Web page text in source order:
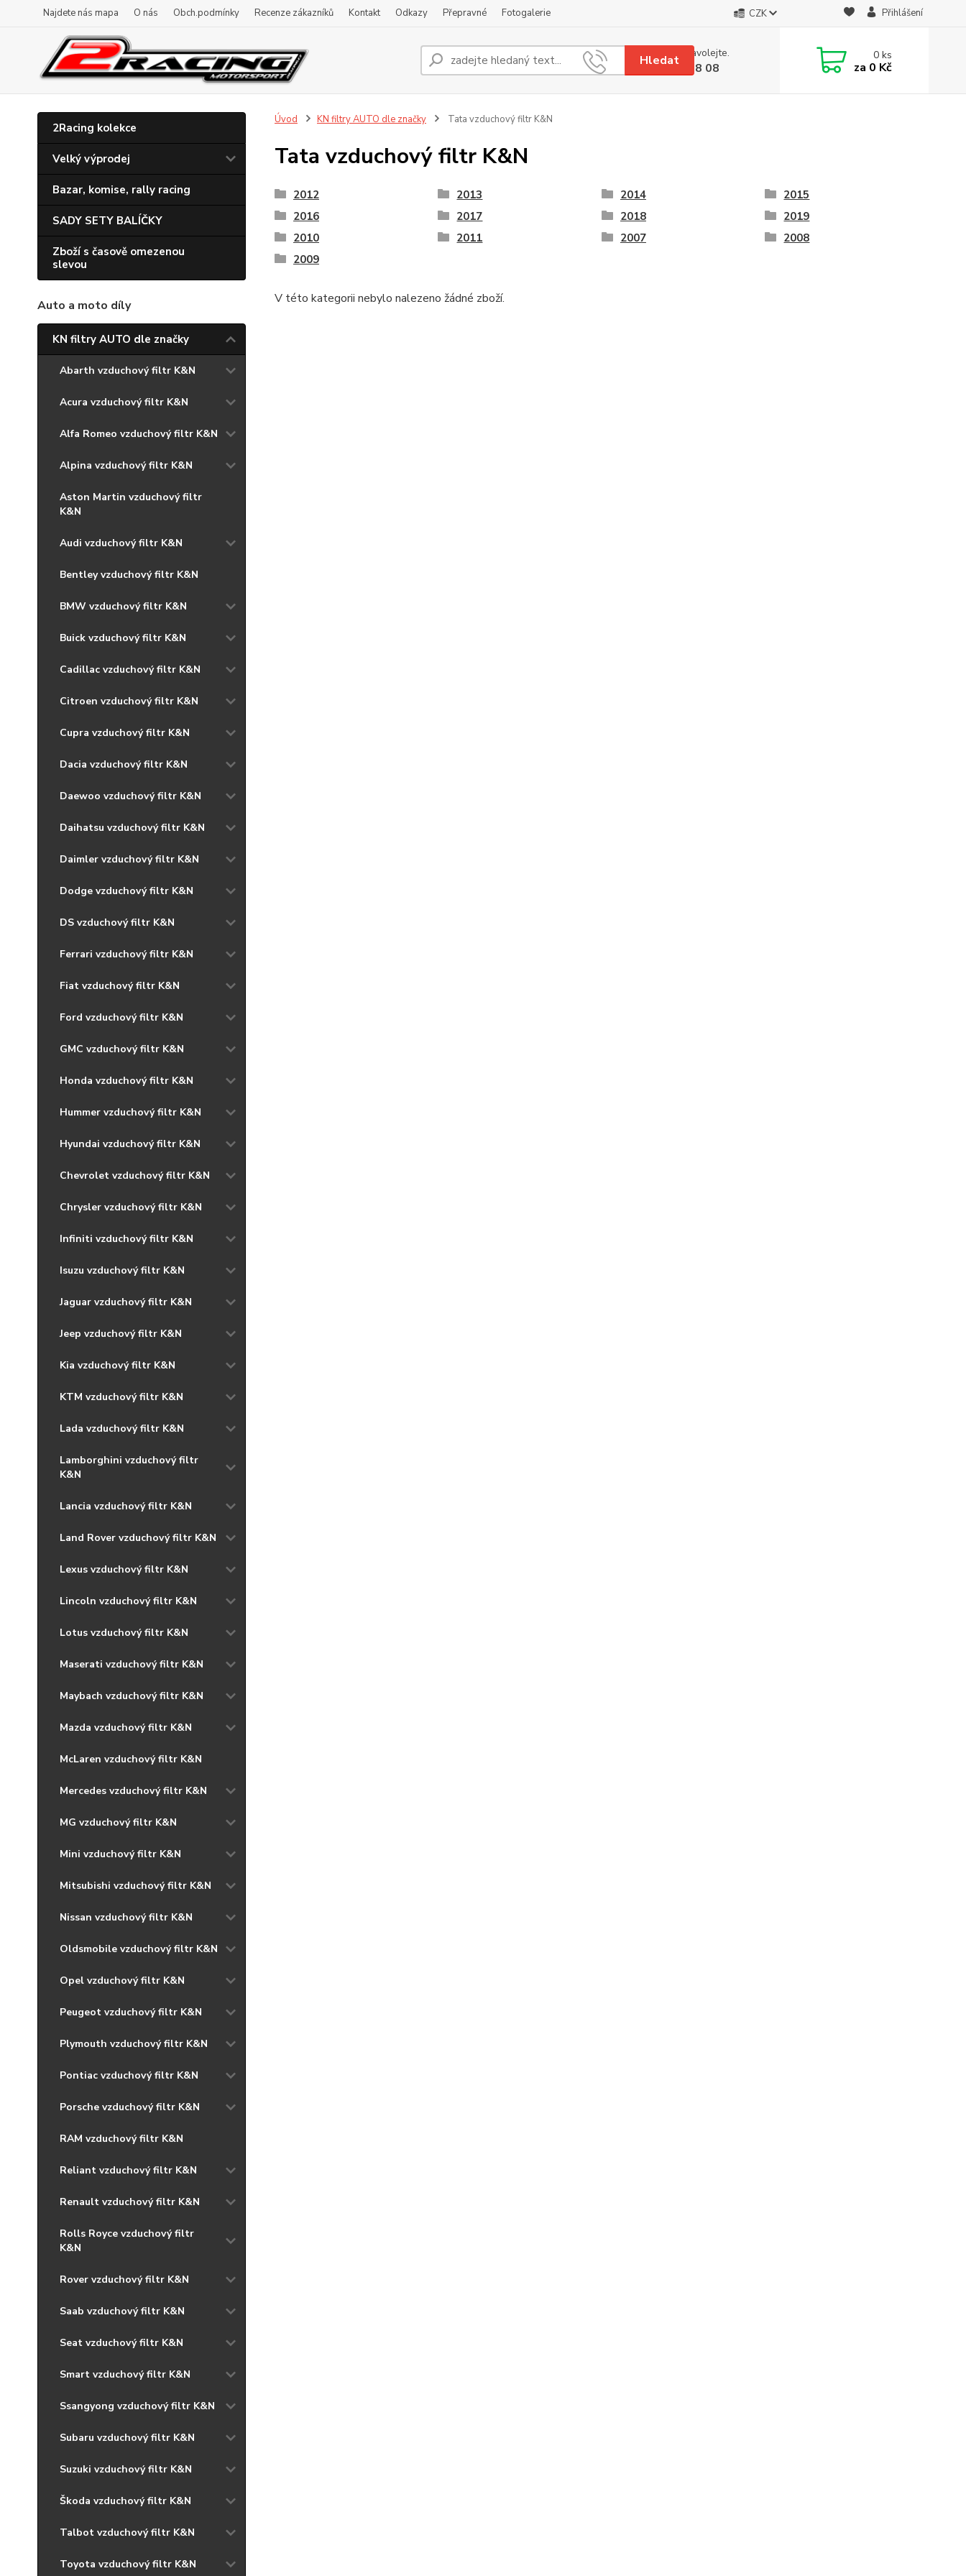
Najdete nás mapa O nás Obch.podmínky Recenze zákazníků Kontakt Odkazy Přepravné Fotogalerie CZK Přihlášení
Hledat
Nevíte si rady? Zavolejte.
+420 608 08 18 08
0ks
za 0 Kč
2Racing kolekce
Velký výprodej
Bazar, komise, rally racing
SADY SETY BALÍČKY
Zboží s časově omezenou
slevou
Auto a moto díly
KN filtry AUTO dle značky
Abarth vzduchový filtr K&N
Acura vzduchový filtr K&N
Alfa Romeo vzduchový filtr K&N
Alpina vzduchový filtr K&N
Aston Martin vzduchový filtr
K&N
Audi vzduchový filtr K&N
Bentley vzduchový filtr K&N
BMW vzduchový filtr K&N
Buick vzduchový filtr K&N
Cadillac vzduchový filtr K&N
Citroen vzduchový filtr K&N
Cupra vzduchový filtr K&N
Dacia vzduchový filtr K&N
Daewoo vzduchový filtr K&N
Daihatsu vzduchový filtr K&N
Daimler vzduchový filtr K&N
Dodge vzduchový filtr K&N
DS vzduchový filtr K&N
Ferrari vzduchový filtr K&N
Fiat vzduchový filtr K&N
Ford vzduchový filtr K&N
GMC vzduchový filtr K&N
Honda vzduchový filtr K&N
Hummer vzduchový filtr K&N
Hyundai vzduchový filtr K&N
Chevrolet vzduchový filtr K&N
Chrysler vzduchový filtr K&N
Infiniti vzduchový filtr K&N
Isuzu vzduchový filtr K&N
Jaguar vzduchový filtr K&N
Jeep vzduchový filtr K&N
Kia vzduchový filtr K&N
KTM vzduchový filtr K&N
Lada vzduchový filtr K&N
Lamborghini vzduchový filtr
K&N
Lancia vzduchový filtr K&N
Land Rover vzduchový filtr K&N
Lexus vzduchový filtr K&N
Lincoln vzduchový filtr K&N
Lotus vzduchový filtr K&N
Maserati vzduchový filtr K&N
Maybach vzduchový filtr K&N
Mazda vzduchový filtr K&N
McLaren vzduchový filtr K&N
Mercedes vzduchový filtr K&N
MG vzduchový filtr K&N
Mini vzduchový filtr K&N
Mitsubishi vzduchový filtr K&N
Nissan vzduchový filtr K&N
Oldsmobile vzduchový filtr K&N
Opel vzduchový filtr K&N
Peugeot vzduchový filtr K&N
Plymouth vzduchový filtr K&N
Pontiac vzduchový filtr K&N
Porsche vzduchový filtr K&N
RAM vzduchový filtr K&N
Reliant vzduchový filtr K&N
Renault vzduchový filtr K&N
Rolls Royce vzduchový filtr
K&N
Rover vzduchový filtr K&N
Saab vzduchový filtr K&N
Seat vzduchový filtr K&N
Smart vzduchový filtr K&N
Ssangyong vzduchový filtr K&N
Subaru vzduchový filtr K&N
Suzuki vzduchový filtr K&N
Škoda vzduchový filtr K&N
Talbot vzduchový filtr K&N
Toyota vzduchový filtr K&N
Úvod KN filtry AUTO dle značky Tata vzduchový filtr K&N
Tata vzduchový filtr K&N
2012 2013 2014
2015
2016
2017 2018
2019
2010
2011 2007
2008
2009
V této kategorii nebylo nalezeno žádné zboží.